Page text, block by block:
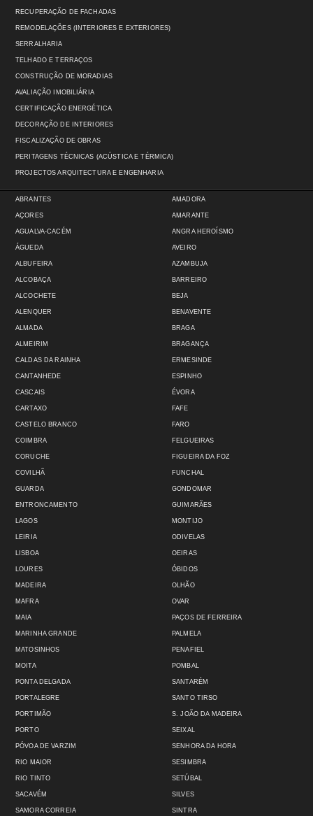
RECUPERAÇÃO DE FACHADAS
REMODELAÇÕES (INTERIORES E EXTERIORES)
SERRALHARIA
TELHADO E TERRAÇOS
CONSTRUÇÃO DE MORADIAS
AVALIAÇÃO IMOBILIÁRIA
CERTIFICAÇÃO ENERGÉTICA
DECORAÇÃO DE INTERIORES
FISCALIZAÇÃO DE OBRAS
PERITAGENS TÉCNICAS (ACÚSTICA E TÉRMICA)
PROJECTOS ARQUITECTURA E ENGENHARIA
ABRANTES
AÇORES
AGUALVA-CACÉM
ÁGUEDA
ALBUFEIRA
ALCOBAÇA
ALCOCHETE
ALENQUER
ALMADA
ALMEIRIM
AMADORA
AMARANTE
ANGRA HEROÍSMO
AVEIRO
AZAMBUJA
BARREIRO
BEJA
BENAVENTE
BRAGA
BRAGANÇA
CALDAS DA RAINHA
CANTANHEDE
CASCAIS
CARTAXO
CASTELO BRANCO
COIMBRA
CORUCHE
COVILHÃ
GUARDA
ENTRONCAMENTO
ERMESINDE
ESPINHO
ÉVORA
FAFE
FARO
FELGUEIRAS
FIGUEIRA DA FOZ
FUNCHAL
GONDOMAR
GUIMARÃES
LAGOS
LEIRIA
LISBOA
LOURES
MADEIRA
MAFRA
MAIA
MARINHA GRANDE
MATOSINHOS
MOITA
MONTIJO
ODIVELAS
OEIRAS
ÓBIDOS
OLHÃO
OVAR
PAÇOS DE FERREIRA
PALMELA
PENAFIEL
POMBAL
PONTA DELGADA
PORTALEGRE
PORTIMÃO
PORTO
PÓVOA DE VARZIM
RIO MAIOR
RIO TINTO
SACAVÉM
SAMORA CORREIA
SANTARÉM
SANTO TIRSO
S. JOÃO DA MADEIRA
SEIXAL
SENHORA DA HORA
SESIMBRA
SETÚBAL
SILVES
SINTRA